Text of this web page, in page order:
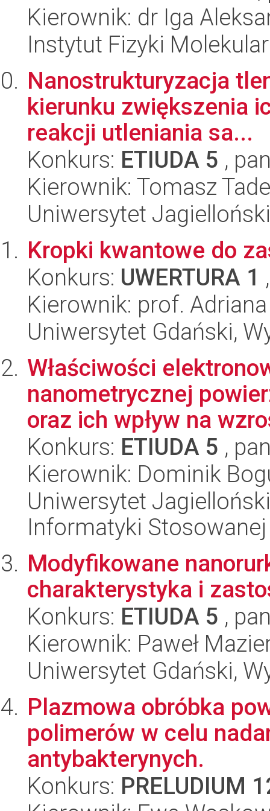
Kierownik: dr Iga
Instytut Fizyki
Nanostrukturyzacja
kierunku zwiększenia
reakcji utleniania sa...
Konkurs: ETIUDA 5 ,
Kierownik: Tomasz
Uniwersytet
Kropki kwantowe do
Konkurs: UWERTURA 1
Kierownik: prof.
Uniwersytet Gdański,
Właściwości
nanometrycznej
oraz ich wpływ na
Konkurs: ETIUDA 5 ,
Kierownik: Dominik
Uniwersytet
Informatyki Stosowanej
Modyfikowane
charakterystyka i
Konkurs: ETIUDA 5 ,
Kierownik: Paweł
Uniwersytet Gdański,
Plazmowa obróbka
polimerów w celu
antybakterynych.
Konkurs: PRELUDIUM